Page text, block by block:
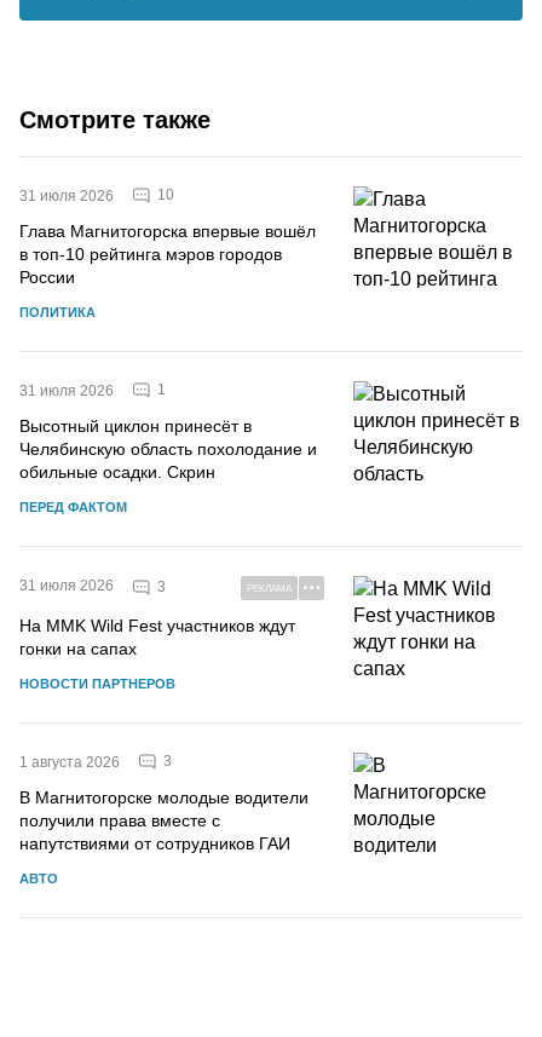
Смотрите также
31 июля 2026 10
Глава Магнитогорска впервые вошёл
в топ-10 рейтинга мэров городов
России
ПОЛИТИКА
31 июля 2026 1
Высотный циклон принесёт в
Челябинскую область похолодание и
обильные осадки. Скрин
ПЕРЕД ФАКТОМ
31 июля 2026 3 РЕКЛАМА
На MMK Wild Fest участников ждут
гонки на сапах
НОВОСТИ ПАРТНЕРОВ
1 августа 2026 3
В Магнитогорске молодые водители
получили права вместе с
напутствиями от сотрудников ГАИ
АВТО